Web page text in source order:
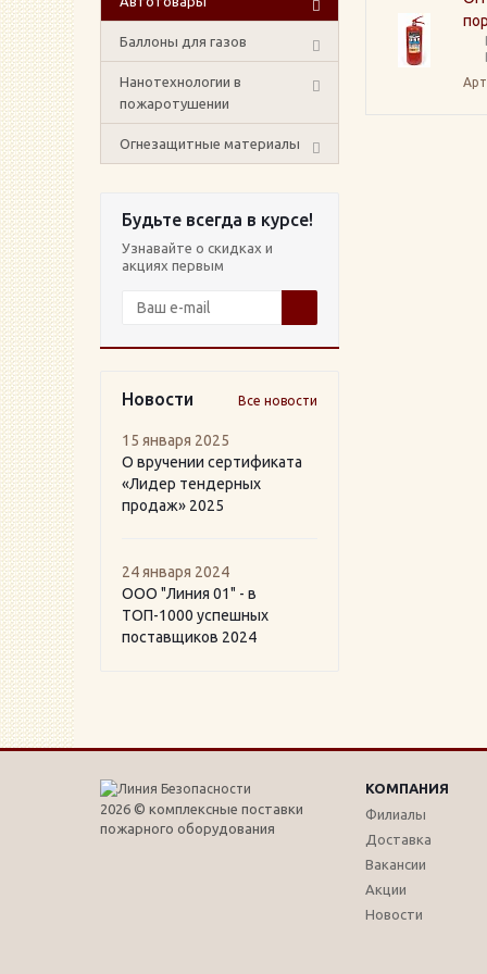
Баллоны для газов
Нанотехнологии в
пожаротушении
Огнезащитные материалы
Будьте всегда в курсе!
Узнавайте о скидках и
акциях первым
Новости Все новости
15 января 2025
О вручении сертификата
«Лидер тендерных
продаж» 2025
24 января 2024
ООО "Линия 01" - в
ТОП-1000 успешных
поставщиков 2024
2026 © комплексные поставки
пожарного оборудования
КОМПАНИЯ
Филиалы
Доставка
Вакансии
Акции
Новости